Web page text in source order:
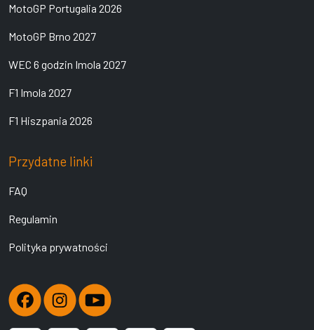
MotoGP Portugalia 2026
MotoGP Brno 2027
WEC 6 godzin Imola 2027
F1 Imola 2027
F1 Hiszpania 2026
Przydatne linki
FAQ
Regulamin
Polityka prywatności